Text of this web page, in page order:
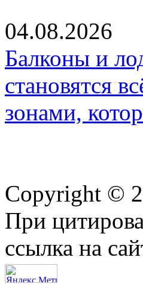
04.08.2026
Балконы и
становятся
зонами,
Copyright ©
При
ссылка на